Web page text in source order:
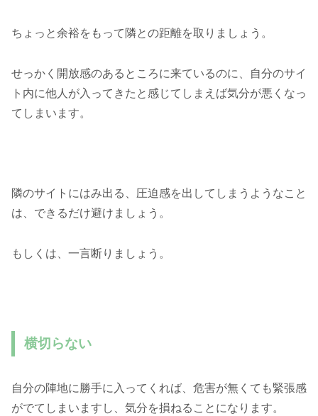
ちょっと余裕をもって隣との距離を取りましょう。
せっかく開放感のあるところに来ているのに、自分のサイ
ト内に他人が入ってきたと感じてしまえば気分が悪くなっ
てしまいます。
隣のサイトにはみ出る、圧迫感を出してしまうようなこと
は、できるだけ避けましょう。
もしくは、一言断りましょう。
横切らない
自分の陣地に勝手に入ってくれば、危害が無くても緊張感
がでてしまいますし、気分を損ねることになります。